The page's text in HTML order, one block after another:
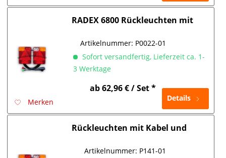
RADEX 6800 Rückleuchten mit
Sofort versandfertig, Lieferzeit ca. 1-
3 Werktage
Artikelnummer: P0022-01
ab 62,96 € / Set *
Merken Details
Rückleuchten mit Kabel und
Artikelnummer: P141-01